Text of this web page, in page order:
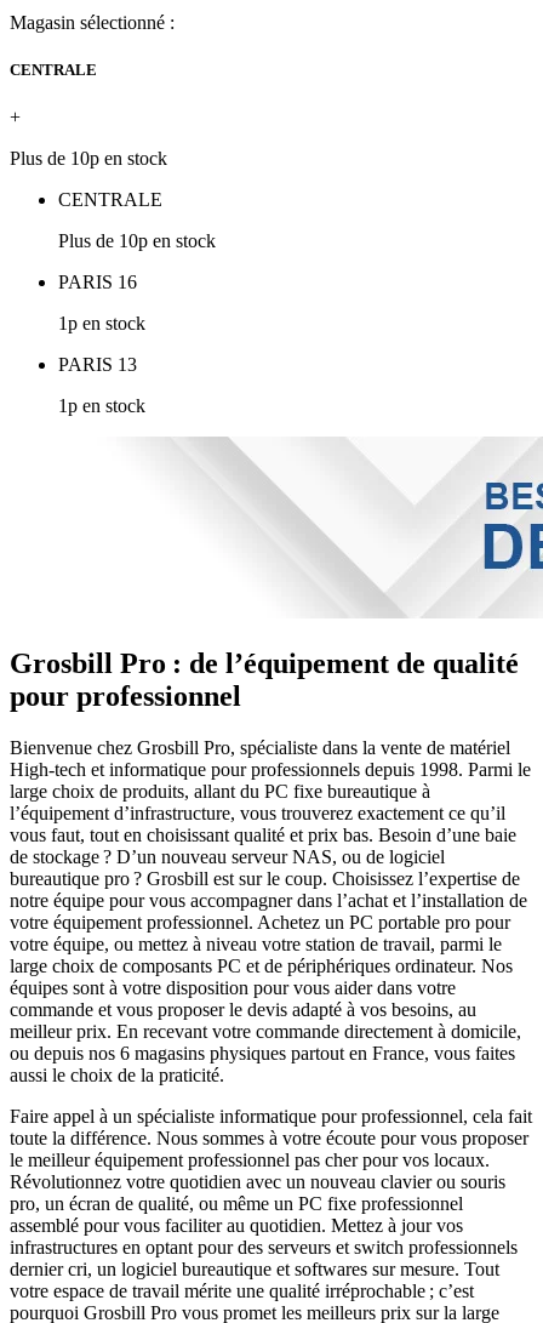
Magasin sélectionné :
CENTRALE
+
Plus de 10p en stock
CENTRALE
Plus de 10p en stock
PARIS 16
1p en stock
PARIS 13
1p en stock
Grosbill Pro : de l’équipement de qualité
pour professionnel
Bienvenue chez Grosbill Pro, spécialiste dans la vente de matériel
High-tech et informatique pour professionnels depuis 1998. Parmi le
large choix de produits, allant du PC fixe bureautique à
l’équipement d’infrastructure, vous trouverez exactement ce qu’il
vous faut, tout en choisissant qualité et prix bas. Besoin d’une baie
de stockage ? D’un nouveau serveur NAS, ou de logiciel
bureautique pro ? Grosbill est sur le coup. Choisissez l’expertise de
notre équipe pour vous accompagner dans l’achat et l’installation de
votre équipement professionnel. Achetez un PC portable pro pour
votre équipe, ou mettez à niveau votre station de travail, parmi le
large choix de composants PC et de périphériques ordinateur. Nos
équipes sont à votre disposition pour vous aider dans votre
commande et vous proposer le devis adapté à vos besoins, au
meilleur prix. En recevant votre commande directement à domicile,
ou depuis nos 6 magasins physiques partout en France, vous faites
aussi le choix de la praticité.
Faire appel à un spécialiste informatique pour professionnel, cela fait
toute la différence. Nous sommes à votre écoute pour vous proposer
le meilleur équipement professionnel pas cher pour vos locaux.
Révolutionnez votre quotidien avec un nouveau clavier ou souris
pro, un écran de qualité, ou même un PC fixe professionnel
assemblé pour vous faciliter au quotidien. Mettez à jour vos
infrastructures en optant pour des serveurs et switch professionnels
dernier cri, un logiciel bureautique et softwares sur mesure. Tout
votre espace de travail mérite une qualité irréprochable ; c’est
pourquoi Grosbill Pro vous promet les meilleurs prix sur la large